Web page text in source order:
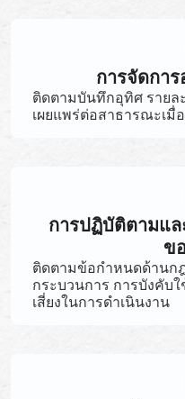
การจัดกา
ติดตามบันทึกอุทิศ รายล
เผยแพร่ต่อสาธารณะเมื่
การปฏิบัติตามแล
ข
ติดตามข้อกำหนดด้านก
กระบวนการ การบังคับ
เสี่ยงในการดำเนินงาน